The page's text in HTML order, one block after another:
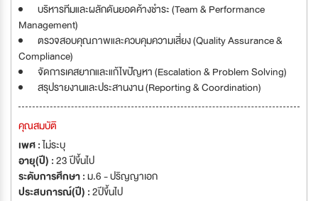
บริหารทีมและผลักดันยอดค้างชำระ (Team & Performance
Management)
ตรวจสอบคุณภาพและควบคุมความเสี่ยง (Quality Assurance &
Compliance)
จัดการเคสยากและแก้ไขปัญหา (Escalation & Problem Solving)
สรุปรายงานและประสานงาน (Reporting & Coordination)
คุณสมบัติ
เพศ :ไม่ระบุ
อายุ(ปี) :23 ปีขึ้นไป
ระดับการศึกษา :ม.6 - ปริญญาเอก
ประสบการณ์(ปี) :2ปีขึ้นไป